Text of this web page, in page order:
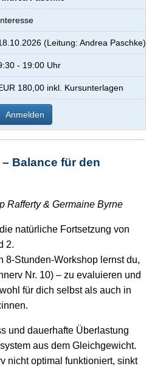
(Leitung: Andrea Paschke)
- 19:00 Uhr
180,00 inkl. Kursunterlagen
Anmelden
Balance für den
Rafferty & Germaine Byrne
natürliche Fortsetzung von
2.
8-Stunden-Workshop lernst du,
Nr. 10) – zu evaluieren und
für dich selbst als auch in
und dauerhafte Überlastung
aus dem Gleichgewicht.
nicht optimal funktioniert, sinkt